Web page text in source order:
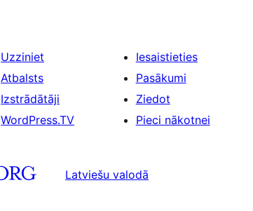
Uzziniet
Atbalsts
Izstrādātāji
WordPress.TV
Iesaistieties
Pasākumi
Ziedot
Pieci nākotnei
Latviešu valodā